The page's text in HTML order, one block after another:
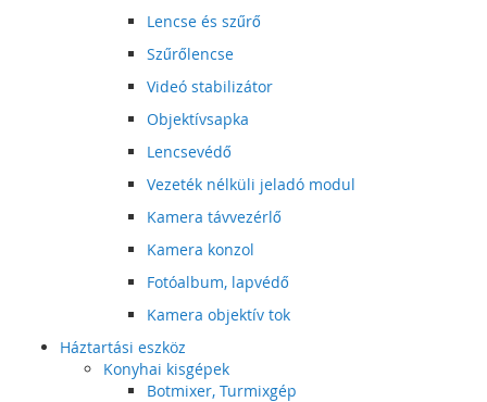
Lencse és szűrő
Szűrőlencse
Videó stabilizátor
Objektívsapka
Lencsevédő
Vezeték nélküli jeladó modul
Kamera távvezérlő
Kamera konzol
Fotóalbum, lapvédő
Kamera objektív tok
Háztartási eszköz
Konyhai kisgépek
Botmixer, Turmixgép